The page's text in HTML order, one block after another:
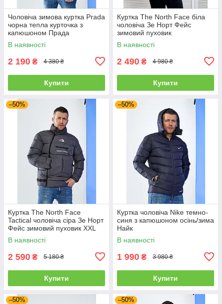
Чоловіча зимова куртка Prada
чорна тепла курточка з
капюшоном Прада
Туреччина осінь/зима
В наявності
2 190 ₴ 4 380 ₴
Купити
Куртка The North Face біла
чоловіча Зе Норт Фейс
зимовий пуховик
В наявності
2 490 ₴ 4 980 ₴
Купити
–50%
Куртка The North Face
Tactical чоловіча сіра Зе Норт
Фейс зимовий пуховик XXL
В наявності
2 590 ₴ 5 180 ₴
Купити
–50%
Куртка чоловіча Nike темно-
синя з капюшоном осінь/зима
Найк
В наявності
1 990 ₴ 3 980 ₴
Купити
–50% –50%